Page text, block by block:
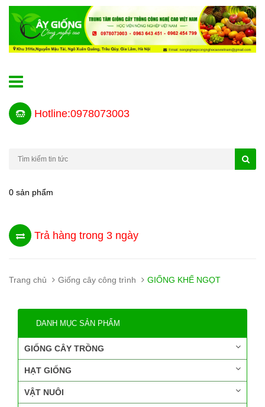
Hotline:0978073003
0 sản phẩm
Trả hàng trong 3 ngày
Trang chủ Giống cây công trình GIỐNG KHẾ NGỌT
DANH MỤC SẢN PHẨM
GIỐNG CÂY TRỒNG
HẠT GIỐNG
VẬT NUÔI